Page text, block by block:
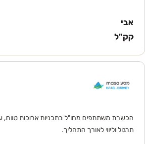
אבי
קק"ל
הכשרת משתתפים מחו"ל בתכניות ארוכות טווח,
תרגול וליווי לאורך התהליך.